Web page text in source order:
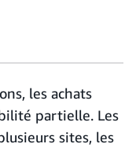
les achats
partielle. Les
sites, les